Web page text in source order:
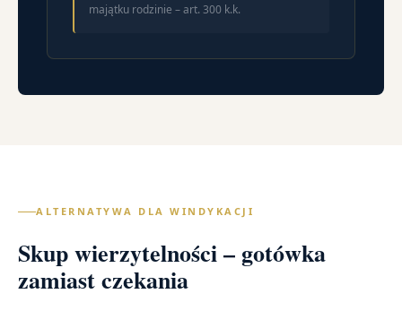
majątku rodzinie – art. 300 k.k.
ALTERNATYWA DLA WINDYKACJI
Skup wierzytelności – gotówka
zamiast czekania